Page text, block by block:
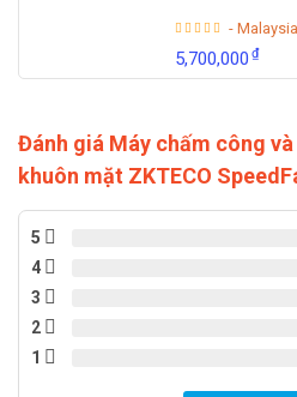
- Malaysia
5,700,000₫
Đánh giá Máy chấm công
khuôn mặt ZKTECO
5
4
3
2
1